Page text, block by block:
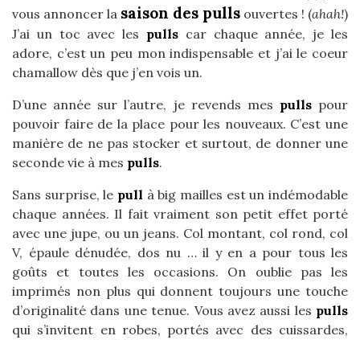
vous annoncer la saison des pulls ouvertes ! (ahah!)
J’ai un toc avec les pulls car chaque année, je les
adore, c’est un peu mon indispensable et j’ai le coeur
chamallow dès que j’en vois un.
D’une année sur l’autre, je revends mes pullspour
pouvoir faire de la place pour les nouveaux. C’est une
manière de ne pas stocker et surtout, de donner une
seconde vie à mes pulls.
Sans surprise, le pull à big mailles est un indémodable
chaque années. Il fait vraiment son petit effet porté
avec une jupe, ou un jeans. Col montant, col rond, col
V, épaule dénudée, dos nu … il y en a pour tous les
goûts et toutes les occasions. On oublie pas les
imprimés non plus qui donnent toujours une touche
d’originalité dans une tenue. Vous avez aussi les pulls
qui s’invitent en robes, portés avec des cuissardes,